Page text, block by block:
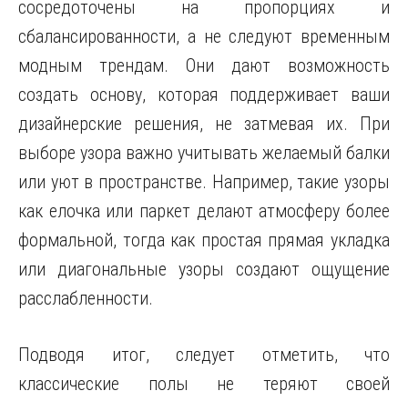
сосредоточены на пропорциях и
сбалансированности, а не следуют временным
модным трендам. Они дают возможность
создать основу, которая поддерживает ваши
дизайнерские решения, не затмевая их. При
выборе узора важно учитывать желаемый балки
или уют в пространстве. Например, такие узоры
как елочка или паркет делают атмосферу более
формальной, тогда как простая прямая укладка
или диагональные узоры создают ощущение
расслабленности.
Подводя итог, следует отметить, что
классические полы не теряют своей